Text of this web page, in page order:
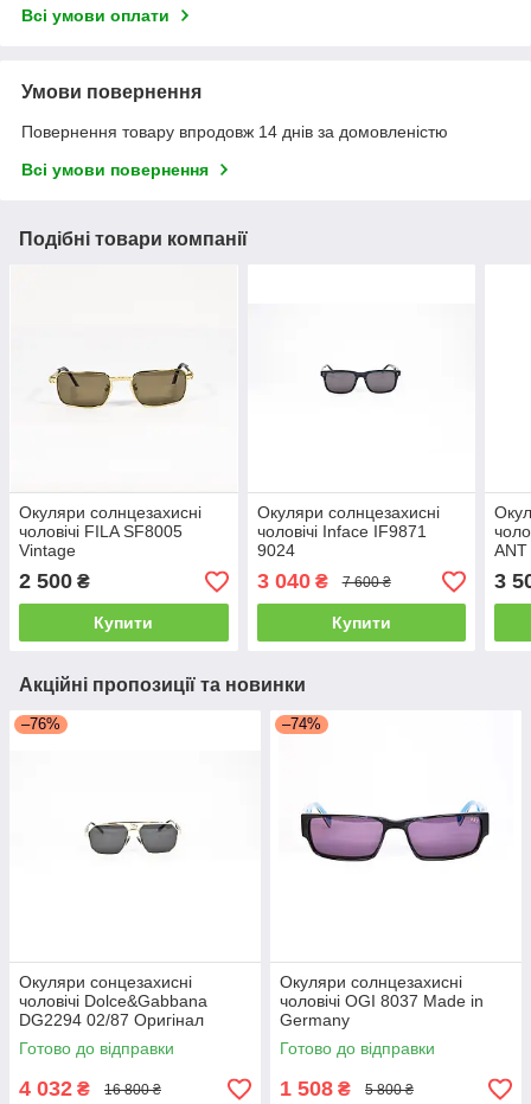
Всі умови оплати
Умови повернення
Повернення товару впродовж 14 днів за домовленістю
Всі умови повернення
Подібні товари компанії
Окуляри солнцезахисні
чоловічі FILA SF8005
Vintage
2 500 ₴
Купити
Окуляри солнцезахисні
чоловічі Inface IF9871
9024
3 040₴ 7 600 ₴
Купити
3
Акційні пропозиції та новинки
–76%
Окуляри сонцезахисні
чоловічі Dolce&Gabbana
DG2294 02/87 Оригінал
Готово до відправки
4 032 ₴ 16 800 ₴
–74%
Окуляри солнцезахисні
чоловічі OGI 8037 Made in
Germany
Готово до відправки
1 508 ₴ 5 800 ₴